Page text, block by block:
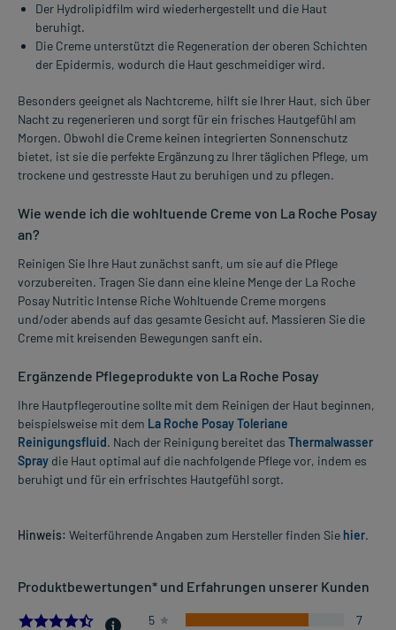
Der Hydrolipidfilm wird wiederhergestellt und die Haut
beruhigt.
Die Creme unterstützt die Regeneration der oberen Schichten
der Epidermis, wodurch die Haut geschmeidiger wird.
Besonders geeignet als Nachtcreme, hilft sie Ihrer Haut, sich über
Nacht zu regenerieren und sorgt für ein frisches Hautgefühl am
Morgen. Obwohl die Creme keinen integrierten Sonnenschutz
bietet, ist sie die perfekte Ergänzung zu Ihrer täglichen Pflege, um
trockene und gestresste Haut zu beruhigen und zu pflegen.
Wie wende ich die wohltuende Creme von La Roche Posay
an?
Reinigen Sie Ihre Haut zunächst sanft, um sie auf die Pflege
vorzubereiten. Tragen Sie dann eine kleine Menge der La Roche
Posay Nutritic Intense Riche Wohltuende Creme morgens
und/oder abends auf das gesamte Gesicht auf. Massieren Sie die
Creme mit kreisenden Bewegungen sanft ein.
Ergänzende Pflegeprodukte von La Roche Posay
Ihre Hautpflegeroutine sollte mit dem Reinigen der Haut beginnen,
beispielsweise mit dem La Roche Posay Toleriane
Reinigungsfluid. Nach der Reinigung bereitet das Thermalwasser
Spray die Haut optimal auf die nachfolgende Pflege vor, indem es
beruhigt und für ein erfrischtes Hautgefühl sorgt.
Hinweis: Weiterführende Angaben zum Hersteller finden Sie hier.
Produktbewertungen* und Erfahrungen unserer Kunden
4.444444444444445
5
7